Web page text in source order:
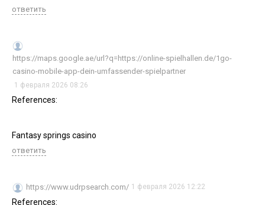
ответить
https://maps.google.ae/url?q=https://online-spielhallen.de/1go-
casino-mobile-app-dein-umfassender-spielpartner
1 февраля 2026 08:26
References:
Fantasy springs casino
ответить
https://www.udrpsearch.com/ 1 февраля 2026 12:22
References: